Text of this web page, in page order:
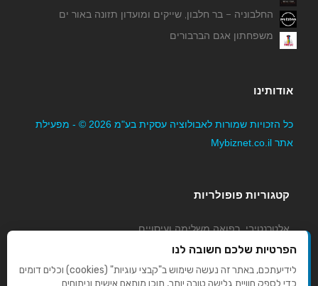
טימר איבן - קבלן לעבודות אינסטלציה, מים וביוב
מוצרי אלומיניום רעננה בע"מ
החלבוניה – בר חלבון, שייקים ומועדון תזונה באור ים
משפחתון אגם הברבורים
אודותינו
כל הזכויות שמורות לאבולוציה עסקית בע"מ 2026 © - מפעילת
אתר Mybiznet.co.il
קטגוריות פופולריות
אלטרנטיבי, רפואה משלימה ועיסויים
גני ילדים, משפחתונים וצהרונים
קוסמטיקה טיפוח ויופי
הפרטיות שלכם חשובה לנו
לידיעתכם, באתר זה נעשה שימוש ב"קבצי עוגיות" (cookies) וכלים דומים
כדי לספק חוויית גלישה טובה יותר, תוכן מותאם אישית וניתוחים